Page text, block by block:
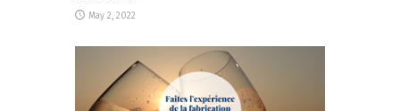
May 2, 2022